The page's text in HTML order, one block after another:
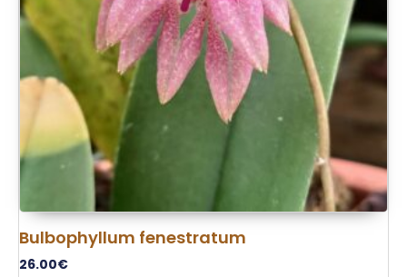
Bulbophyllum fenestratum
26.00€